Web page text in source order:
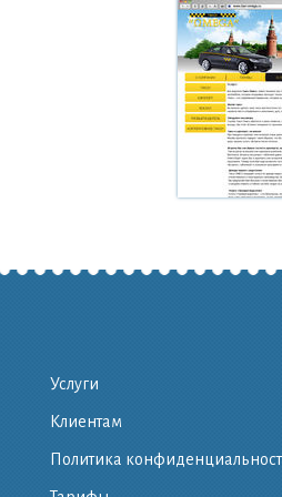
Услуги
Клиентам
Политика